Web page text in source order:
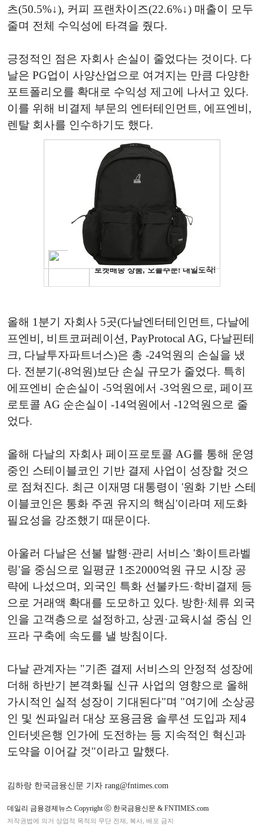
츠(50.5%↓), 커피 프랜차이즈(22.6%↓) 매출이 모두
줄며 전체 수익성에 타격을 줬다.
긍정적인 점은 자회사 손실이 줄었다는 것이다. 다
날은 PG업이 사양산업으로 여겨지는 만큼 다양한
포트폴리오를 확대로 수익성 제고에 나서고 있다.
이를 위해 비결제 부문의 엔터테인먼트, 에프엔비,
렌탈 회사를 인수하기도 했다.
올해 1분기 자회사 5곳(다날엔터테인먼트, 다날에
프엔비, 비트코퍼레이션, PayProtocal AG, 다날핀테
크, 다날투자파트너스)은 총 -24억원의 손실을 냈
다. 전분기(-8억원)보단 손실 규모가 줄었다. 특히
에프엔비 순손실이 -5억원에서 -3억원으로, 페이프
로토콜 AG 순손실이 -14억원에서 -12억원으로 줄
었다.
올해 다날의 자회사 페이프로토콜 AG를 통해 운영
중인 스테이블코인 기반 결제 사업이 성장할 것으
로 점쳐진다. 최근 이재명 대통령이 '원화 기반 스테
이블코인은 통화 주권 유지의 핵심'이라며 제도화
필요성을 강조했기 때문이다.
아울러 다날은 선불 발행·관리 서비스 '화이트라벨
링'을 중심으로 일평균 1조2000억원 규모 시장 공
략에 나섰으며, 외국인 특화 선불카드·학비결제 등
으로 거래액 확대를 도모하고 있다. 방한·체류 외국
인을 고객층으로 설정하고, 상권·교육시설 중심 인
프라 구축에 속도를 낼 방침이다.
다날 관계자는 "기존 결제 서비스의 안정적 성장에
더해 하반기 본격화될 신규 사업의 영향으로 올해
가시적인 실적 성장이 기대된다"며 "여기에 소상공
인 및 씬파일러 대상 포용금융 솔루션 도입과 제4
인터넷은행 인가에 도전하는 등 지속적인 혁신과
도약을 이어갈 것"이라고 말했다.
김하랑 한국금융신문 기자 rang@fntimes.com
데일리 금융경제뉴스 Copyright ⓒ 한국금융신문 & FNTIMES.com
저작권법에 의거 상업적 목적의 무단 전재, 복사, 배포 금지